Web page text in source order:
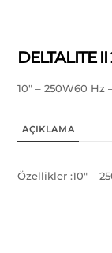
DELTALITE II
10″ – 250W60 Hz
AÇIKLAMA
Özellikler :10″ –